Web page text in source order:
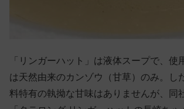
「リンガーハット」は液体スープで、使
は天然由来のカンゾウ（甘草）のみ。し
料特有の執拗な甘味はありませんが、同